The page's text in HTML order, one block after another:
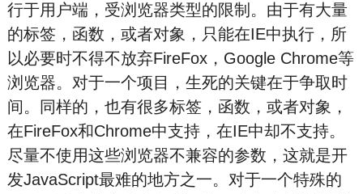
行于用户端，受浏览器类型的限制。由于有大量
的标签，函数，或者对象，只能在IE中执行，所
以必要时不得不放弃FireFox，Google Chrome等
浏览器。对于一个项目，生死的关键在于争取时
间。同样的，也有很多标签，函数，或者对象，
在FireFox和Chrome中支持，在IE中却不支持。
尽量不使用这些浏览器不兼容的参数，这就是开
发JavaScript最难的地方之一。对于一个特殊的